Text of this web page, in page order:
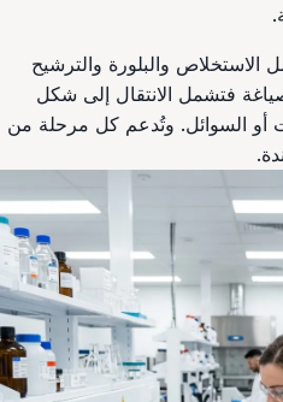
والبلورة والترشيح
فتشمل الانتقال إلى شكل
أو السوائل. وتُدعم كل مرحلة من